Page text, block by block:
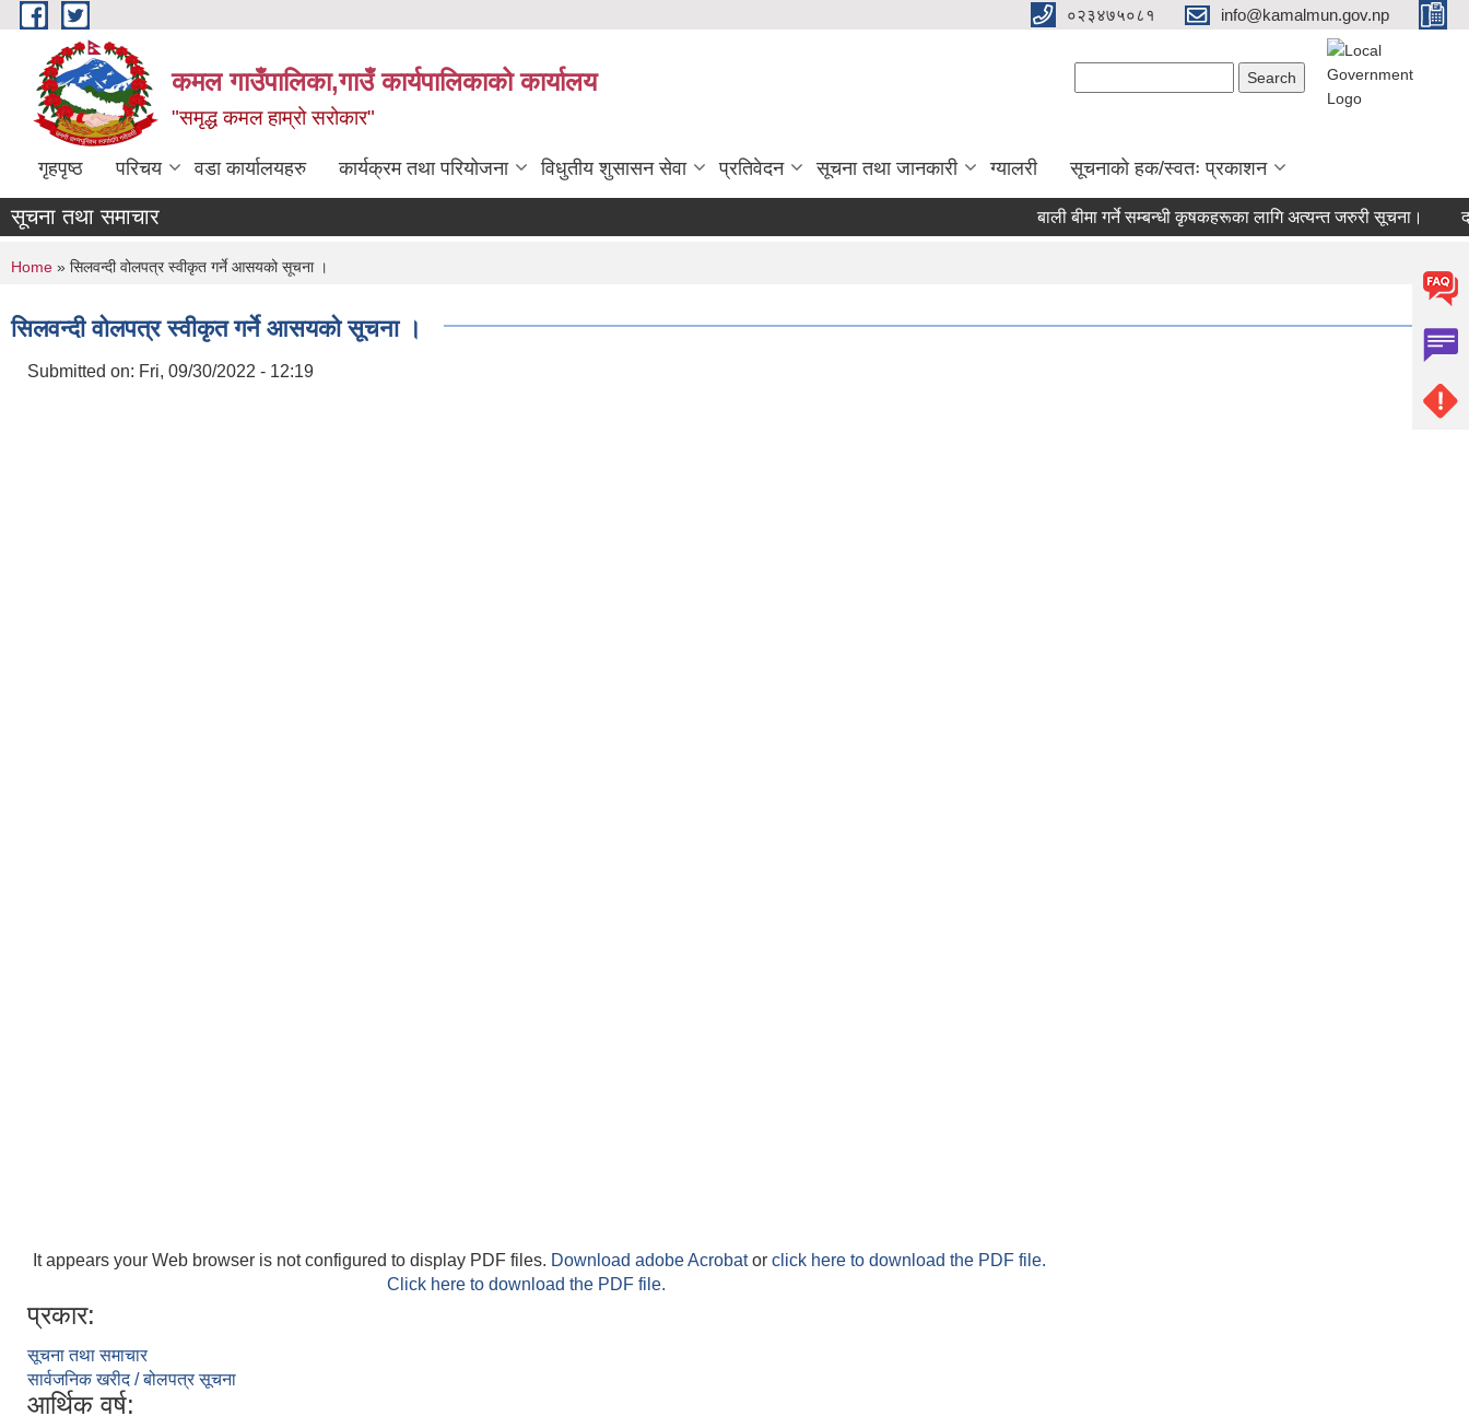
Skip to main content ०२३४७५०८१ info@kamalmun.gov.np
कमल गाउँपालिका,गाउँ कार्यपालिकाको कार्यालय
"समृद्ध कमल हाम्रो सरोकार"
गृहपृष्ठ परिचय वडा कार्यालयहरु कार्यक्रम तथा परियोजना विधुतीय शुसासन सेवा प्रतिवेदन सूचना तथा जानकारी ग्यालरी सूचनाको हक/स्वतः प्रकाशन
सूचना तथा समाचार बाली बीमा गर्ने सम्बन्धी कृषकहरूका लागि अत्यन्त जरुरी सूचना। दर
You are here
Home » सिलवन्दी वोलपत्र स्वीकृत गर्ने आसयको सूचना ।
सिलवन्दी वोलपत्र स्वीकृत गर्ने आसयको सूचना ।
Submitted on: Fri, 09/30/2022 - 12:19
It appears your Web browser is not configured to display PDF files. Download adobe Acrobator click here to download the PDF file.
Click here to download the PDF file.
प्रकार:
सूचना तथा समाचार
सार्वजनिक खरीद / बोलपत्र सूचना
आर्थिक वर्ष: